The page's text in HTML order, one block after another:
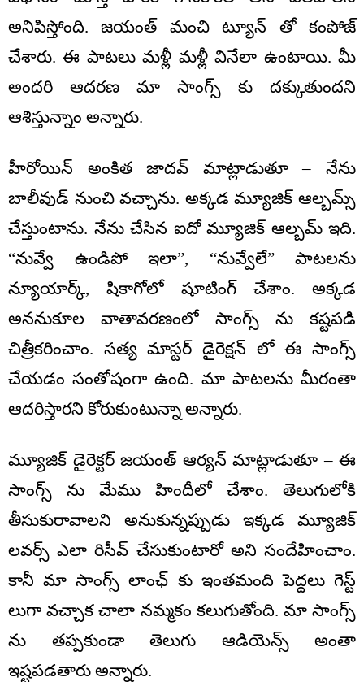
అనిపిస్తోంది. జయంత్ మంచి ట్యూన్ తో కంపోజ్
చేశారు. ఈ పాటలు మళ్లీ మళ్లీ వినేలా ఉంటాయి. మీ
అందరి ఆదరణ మా సాంగ్స్ కు దక్కుతుందని
ఆశిస్తున్నాం అన్నారు.
హీరోయిన్ అంకిత జాదవ్ మాట్లాడుతూ – నేను
బాలీవుడ్ నుంచి వచ్చాను. అక్కడ మ్యూజిక్ ఆల్బమ్స్
చేస్తుంటాను. నేను చేసిన ఐదో మ్యూజిక్ ఆల్బమ్ ఇది.
“నువ్వే ఉండిపో ఇలా”, “నువ్వేలే” పాటలను
న్యూయార్క్, షికాగోలో షూటింగ్ చేశాం. అక్కడ
అననుకూల వాతావరణంలో సాంగ్స్ ను కష్టపడి
చిత్రీకరించాం. సత్య మాస్టర్ డైరెక్షన్ లో ఈ సాంగ్స్
చేయడం సంతోషంగా ఉంది. మా పాటలను మీరంతా
ఆదరిస్తారని కోరుకుంటున్నా అన్నారు.
మ్యూజిక్ డైరెక్టర్ జయంత్ ఆర్యన్ మాట్లాడుతూ – ఈ
సాంగ్స్ ను మేము హిందీలో చేశాం. తెలుగులోకి
తీసుకురావాలని అనుకున్నప్పుడు ఇక్కడ మ్యూజిక్
లవర్స్ ఎలా రిసీవ్ చేసుకుంటారో అని సందేహించాం.
కానీ మా సాంగ్స్ లాంఛ్ కు ఇంతమంది పెద్దలు గెస్ట్
లుగా వచ్చాక చాలా నమ్మకం కలుగుతోంది. మా సాంగ్స్
ను తప్పకుండా తెలుగు ఆడియెన్స్ అంతా
ఇష్టపడతారు అన్నారు.